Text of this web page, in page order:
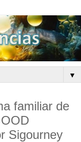
▼
familiar de
Sigourney